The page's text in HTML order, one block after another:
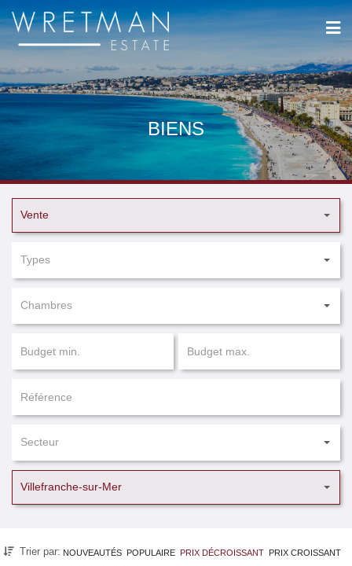
BIENS
Vente
Types
Chambres
Secteur
Villefranche-sur-Mer
Trier par: NOUVEAUTÉS POPULAIRE PRIX DÉCROISSANT PRIX CROISSANT
Panneau de gestion des cookies